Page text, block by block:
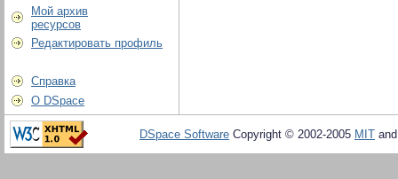
Мой архив
ресурсов
Редактировать профиль
Справка
О DSpace
DSpace Software Copyright © 2002-2005 MIT